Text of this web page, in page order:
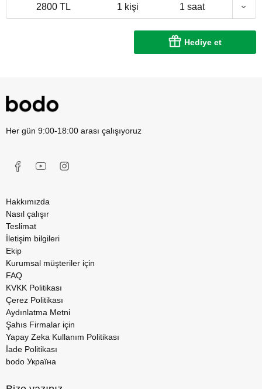
2800 TL 1 kişi 1 saat
Hediye et
Her gün 9:00-18:00 arası çalışıyoruz
Hakkımızda
Nasıl çalışır
Teslimat
İletişim bilgileri
Ekip
Kurumsal müşteriler için
FAQ
KVKK Politikası
Çerez Politikası
Aydınlatma Metni
Şahıs Firmalar için
Yapay Zeka Kullanım Politikası
İade Politikası
bodo Україна